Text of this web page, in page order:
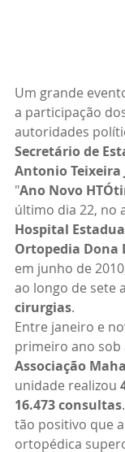
Um grande
a participação
autoridades
Secretário de
Antonio Teixeira
"Ano Novo
último dia 22, no
Hospital
Ortopedia Dona
em junho de
ao longo de sete
cirurgias.
Entre janeiro e
primeiro ano sob
Associação
unidade realizou
16.473 consultas
tão positivo que
ortopédica